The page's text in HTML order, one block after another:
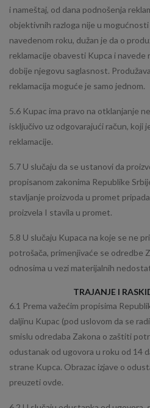
i nameštaj, od dana podnošenja
objektivnih razloga nije u
navedenom roku, dužan je da o
reklamacije obavesti Kupca i navede
dobije njegovu saglasnost.
reklamacija moguće je samo jednom.
5.6 Kupac ima pravo na otklanjanje
isključivo uz odgovarajući račun, koji
reklamacije.
5.7 U slučaju da se ustanovi da
propisanom zakonima Republike
stavljanje proizvoda u promet
proizvela I stavila u promet.
5.8 U slučaju Kupaca na koje se ne
potrošača, primenjivaće se odredbe
odnosima u vezi materijalnih
TRAJANJE I
6.1 Prema važećim propisima
daljinu Kupac (pod uslovom da se
smislu odredaba Zakona o zaštiti
odustanak od ugovora u roku od 14
strane Kupca. Obrazac izjave o
preuzeti ovde.